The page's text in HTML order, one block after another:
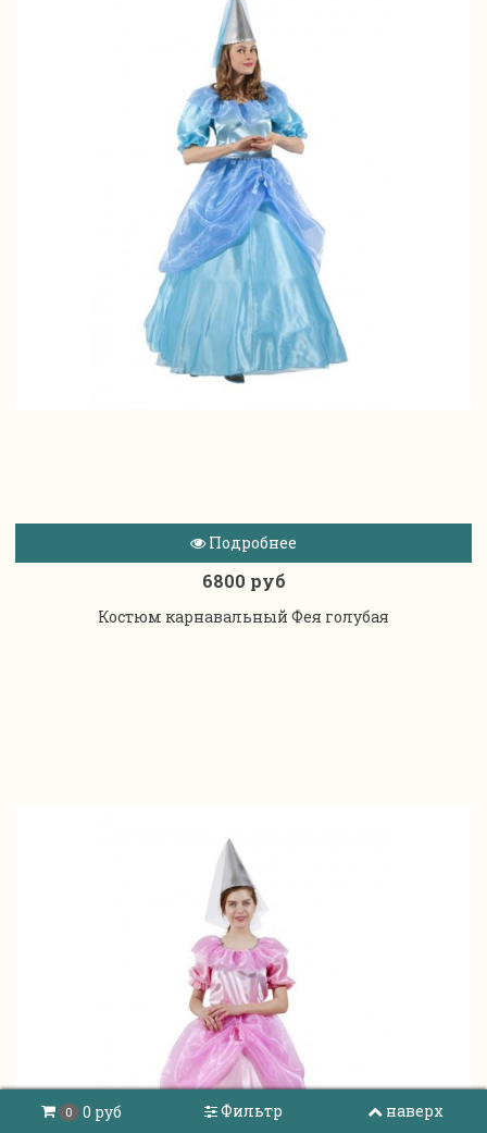
Подробнее
6800 руб
Костюм карнавальный Фея голубая
0 0 руб Фильтр наверх